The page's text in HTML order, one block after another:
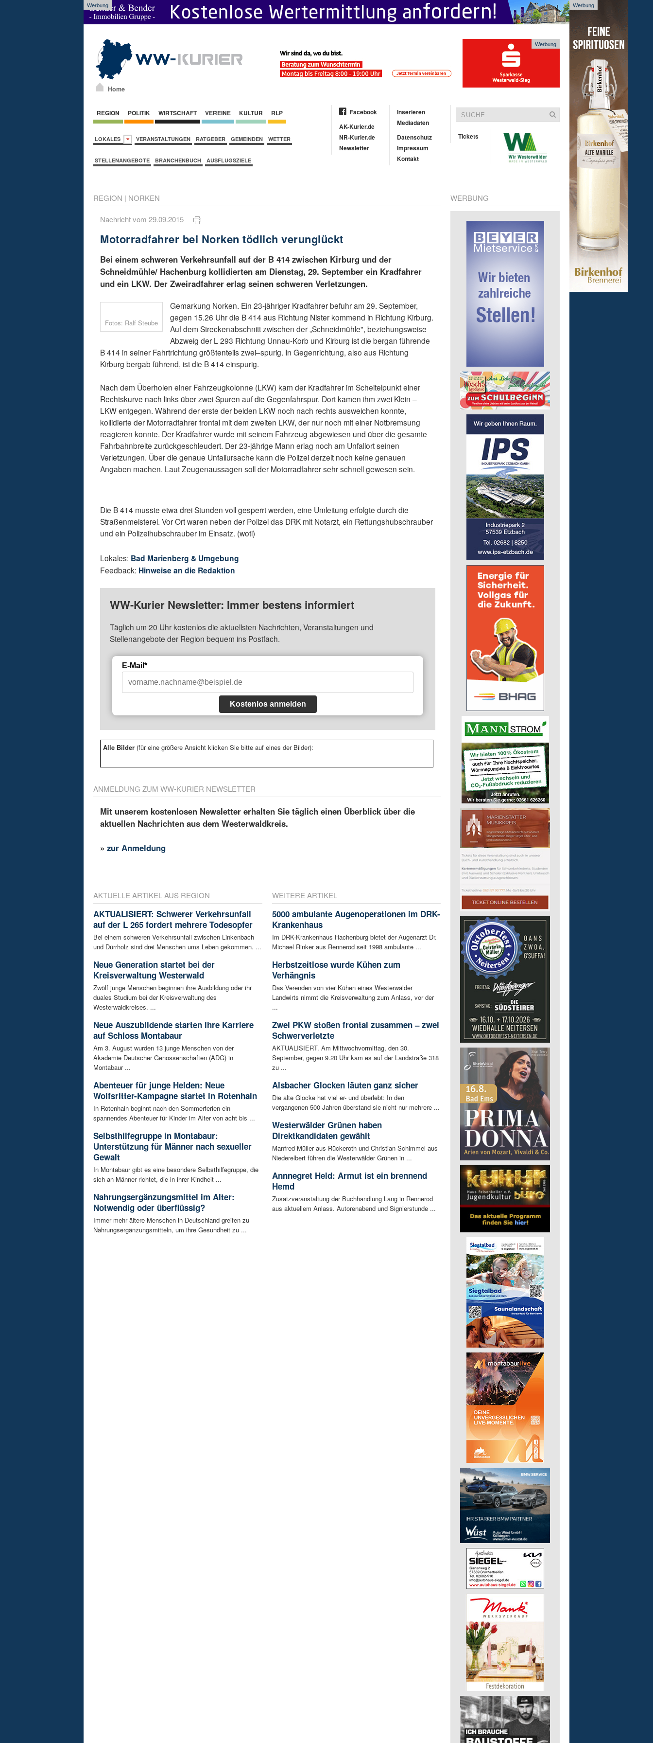
Werbung Werbung
Home
Werbung
REGION POLITIK WIRTSCHAFT VEREINE KULTUR RLP
LOKALES VERANSTALTUNGEN RATGEBER GEMEINDEN WETTER
STELLENANGEBOTE BRANCHENBUCH AUSFLUGSZIELE
Facebook
AK-Kurier.de
NR-Kurier.de
Newsletter
Inserieren
Mediadaten
Datenschutz
Impressum
Kontakt
Tickets
REGION | NORKEN
Nachricht vom 29.09.2015
Motorradfahrer bei Norken tödlich verunglückt
Bei einem schweren Verkehrsunfall auf der B 414 zwischen Kirburg und der
Schneidmühle/ Hachenburg kollidierten am Dienstag, 29. September ein Kradfahrer
und ein LKW. Der Zweiradfahrer erlag seinen schweren Verletzungen.
Fotos: Ralf Steube
Gemarkung Norken. Ein 23-jähriger Kradfahrer befuhr am 29. September,
gegen 15.26 Uhr die B 414 aus Richtung Nister kommend in Richtung Kirburg.
Auf dem Streckenabschnitt zwischen der „Schneidmühle", beziehungsweise
Abzweig der L 293 Richtung Unnau-Korb und Kirburg ist die bergan führende
B 414 in seiner Fahrtrichtung größtenteils zwei–spurig. In Gegenrichtung, also aus Richtung
Kirburg bergab führend, ist die B 414 einspurig.
Nach dem Überholen einer Fahrzeugkolonne (LKW) kam der Kradfahrer im Scheitelpunkt einer
Rechtskurve nach links über zwei Spuren auf die Gegenfahrspur. Dort kamen ihm zwei Klein –
LKW entgegen. Während der erste der beiden LKW noch nach rechts ausweichen konnte,
kollidierte der Motorradfahrer frontal mit dem zweiten LKW, der nur noch mit einer Notbremsung
reagieren konnte. Der Kradfahrer wurde mit seinem Fahrzeug abgewiesen und über die gesamte
Fahrbahnbreite zurückgeschleudert. Der 23-jährige Mann erlag noch am Unfallort seinen
Verletzungen. Über die genaue Unfallursache kann die Polizei derzeit noch keine genauen
Angaben machen. Laut Zeugenaussagen soll der Motorradfahrer sehr schnell gewesen sein.
Die B 414 musste etwa drei Stunden voll gesperrt werden, eine Umleitung erfolgte durch die
Straßenmeisterei. Vor Ort waren neben der Polizei das DRK mit Notarzt, ein Rettungshubschrauber
und ein Polizeihubschrauber im Einsatz. (woti)
Lokales: Bad Marienberg & Umgebung
Feedback: Hinweise an die Redaktion
WW-Kurier Newsletter: Immer bestens informiert
Täglich um 20 Uhr kostenlos die aktuellsten Nachrichten, Veranstaltungen und
Stellenangebote der Region bequem ins Postfach.
E-Mail*
Kostenlos anmelden
Alle Bilder (für eine größere Ansicht klicken Sie bitte auf eines der Bilder):
ANMELDUNG ZUM WW-KURIER NEWSLETTER
Mit unserem kostenlosen Newsletter erhalten Sie täglich einen Überblick über die
aktuellen Nachrichten aus dem Westerwaldkreis.
»zur Anmeldung
AKTUELLE ARTIKEL AUS REGION
AKTUALISIERT: Schwerer Verkehrsunfall
auf der L 265 fordert mehrere Todesopfer
Bei einem schweren Verkehrsunfall zwischen Linkenbach
und Dürrholz sind drei Menschen ums Leben gekommen. ...
Neue Generation startet bei der
Kreisverwaltung Westerwald
Zwölf junge Menschen beginnen ihre Ausbildung oder ihr
duales Studium bei der Kreisverwaltung des
Westerwaldkreises. ...
Neue Auszubildende starten ihre Karriere
auf Schloss Montabaur
Am 3. August wurden 13 junge Menschen von der
Akademie Deutscher Genossenschaften (ADG) in
Montabaur ...
Abenteuer für junge Helden: Neue
Wolfsritter-Kampagne startet in Rotenhain
In Rotenhain beginnt nach den Sommerferien ein
spannendes Abenteuer für Kinder im Alter von acht bis ...
Selbsthilfegruppe in Montabaur:
Unterstützung für Männer nach sexueller
Gewalt
In Montabaur gibt es eine besondere Selbsthilfegruppe, die
sich an Männer richtet, die in ihrer Kindheit ...
Nahrungsergänzungsmittel im Alter:
Notwendig oder überflüssig?
Immer mehr ältere Menschen in Deutschland greifen zu
Nahrungsergänzungsmitteln, um ihre Gesundheit zu ...
WEITERE ARTIKEL
5000 ambulante Augenoperationen im DRK-
Krankenhaus
Im DRK-Krankenhaus Hachenburg bietet der Augenarzt Dr.
Michael Rinker aus Rennerod seit 1998 ambulante ...
Herbstzeitlose wurde Kühen zum
Verhängnis
Das Verenden von vier Kühen eines Westerwälder
Landwirts nimmt die Kreisverwaltung zum Anlass, vor der
...
Zwei PKW stoßen frontal zusammen – zwei
Schwerverletzte
AKTUALISIERT. Am Mittwochvormittag, den 30.
September, gegen 9.20 Uhr kam es auf der Landstraße 318
zu ...
Alsbacher Glocken läuten ganz sicher
Die alte Glocke hat viel er- und überlebt: In den
vergangenen 500 Jahren überstand sie nicht nur mehrere ...
Westerwälder Grünen haben
Direktkandidaten gewählt
Manfred Müller aus Rückeroth und Christian Schimmel aus
Niederelbert führen die Westerwälder Grünen in ...
Annnegret Held: Armut ist ein brennend
Hemd
Zusatzveranstaltung der Buchhandlung Lang in Rennerod
aus aktuellem Anlass. Autorenabend und Signierstunde ...
WERBUNG